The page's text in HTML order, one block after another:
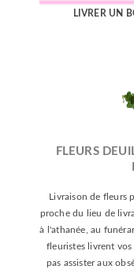
LIVRER UN
FLEURS
Livraison de fleurs
proche du lieu de
à l'athanée, au
fleuristes livrent
pas assister aux